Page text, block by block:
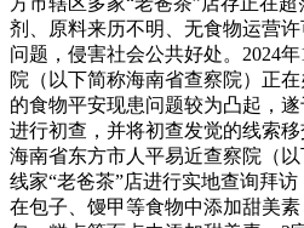
剂、原料来历不明、无食物运营
问题，侵害社会公共好处。2024
院（以下简称海南省查察院）正
的食物平安现患问题较为凸起，
进行初查，并将初查发觉的线索移
海南省东方市人平易近查察院（
线家“老爸茶”店进行实地查询拜
在包子、馒甲等食物中添加甜美